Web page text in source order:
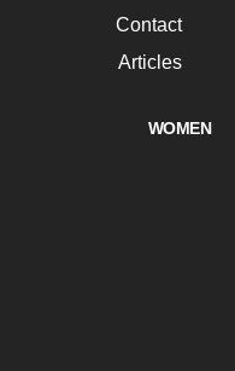
Contact
Articles
WOMEN